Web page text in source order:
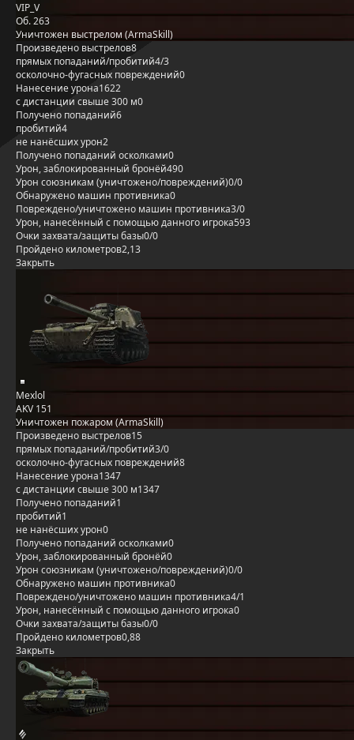
VIP_V
Об. 263
Уничтожен выстрелом (ArmaSkill)
Произведено выстрелов8
прямых попаданий/пробитий4/3
осколочно-фугасных повреждений0
Нанесение урона1622
с дистанции свыше 300 м0
Получено попаданий6
пробитий4
не нанёсших урон2
Получено попаданий осколками0
Урон, заблокированный бронёй490
Урон союзникам (уничтожено/повреждений)0/0
Обнаружено машин противника0
Повреждено/уничтожено машин противника3/0
Урон, нанесённый с помощью данного игрока593
Очки захвата/защиты базы0/0
Пройдено километров2,13
Закрыть
Mexlol
AKV 151
Уничтожен пожаром (ArmaSkill)
Произведено выстрелов15
прямых попаданий/пробитий3/0
осколочно-фугасных повреждений8
Нанесение урона1347
с дистанции свыше 300 м1347
Получено попаданий1
пробитий1
не нанёсших урон0
Получено попаданий осколками0
Урон, заблокированный бронёй0
Урон союзникам (уничтожено/повреждений)0/0
Обнаружено машин противника0
Повреждено/уничтожено машин противника4/1
Урон, нанесённый с помощью данного игрока0
Очки захвата/защиты базы0/0
Пройдено километров0,88
Закрыть